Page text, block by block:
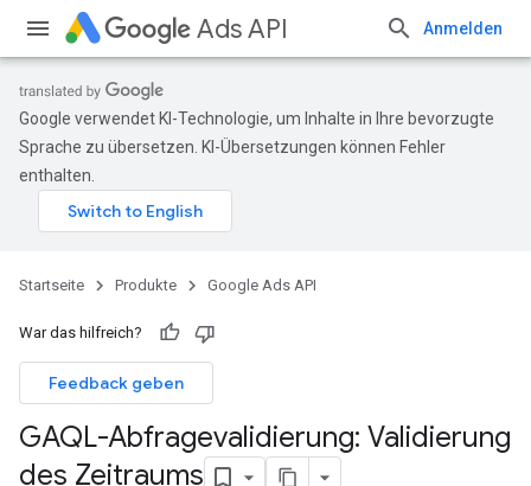
Ads API Anmelden
Google verwendet KI-Technologie, um Inhalte in Ihre bevorzugte
Sprache zu übersetzen. KI-Übersetzungen können Fehler
enthalten.
Startseite Produkte Google Ads API
War das hilfreich?
Feedback geben
GAQL-Abfragevalidierung: Validierung
des Zeitraums